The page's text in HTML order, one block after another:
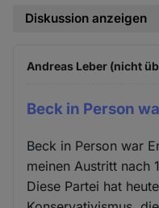
Diskussion anzeigen
Andreas Leber (nicht
Beck in Person
Beck in Person war
meinen Austritt nach
Diese Partei hat